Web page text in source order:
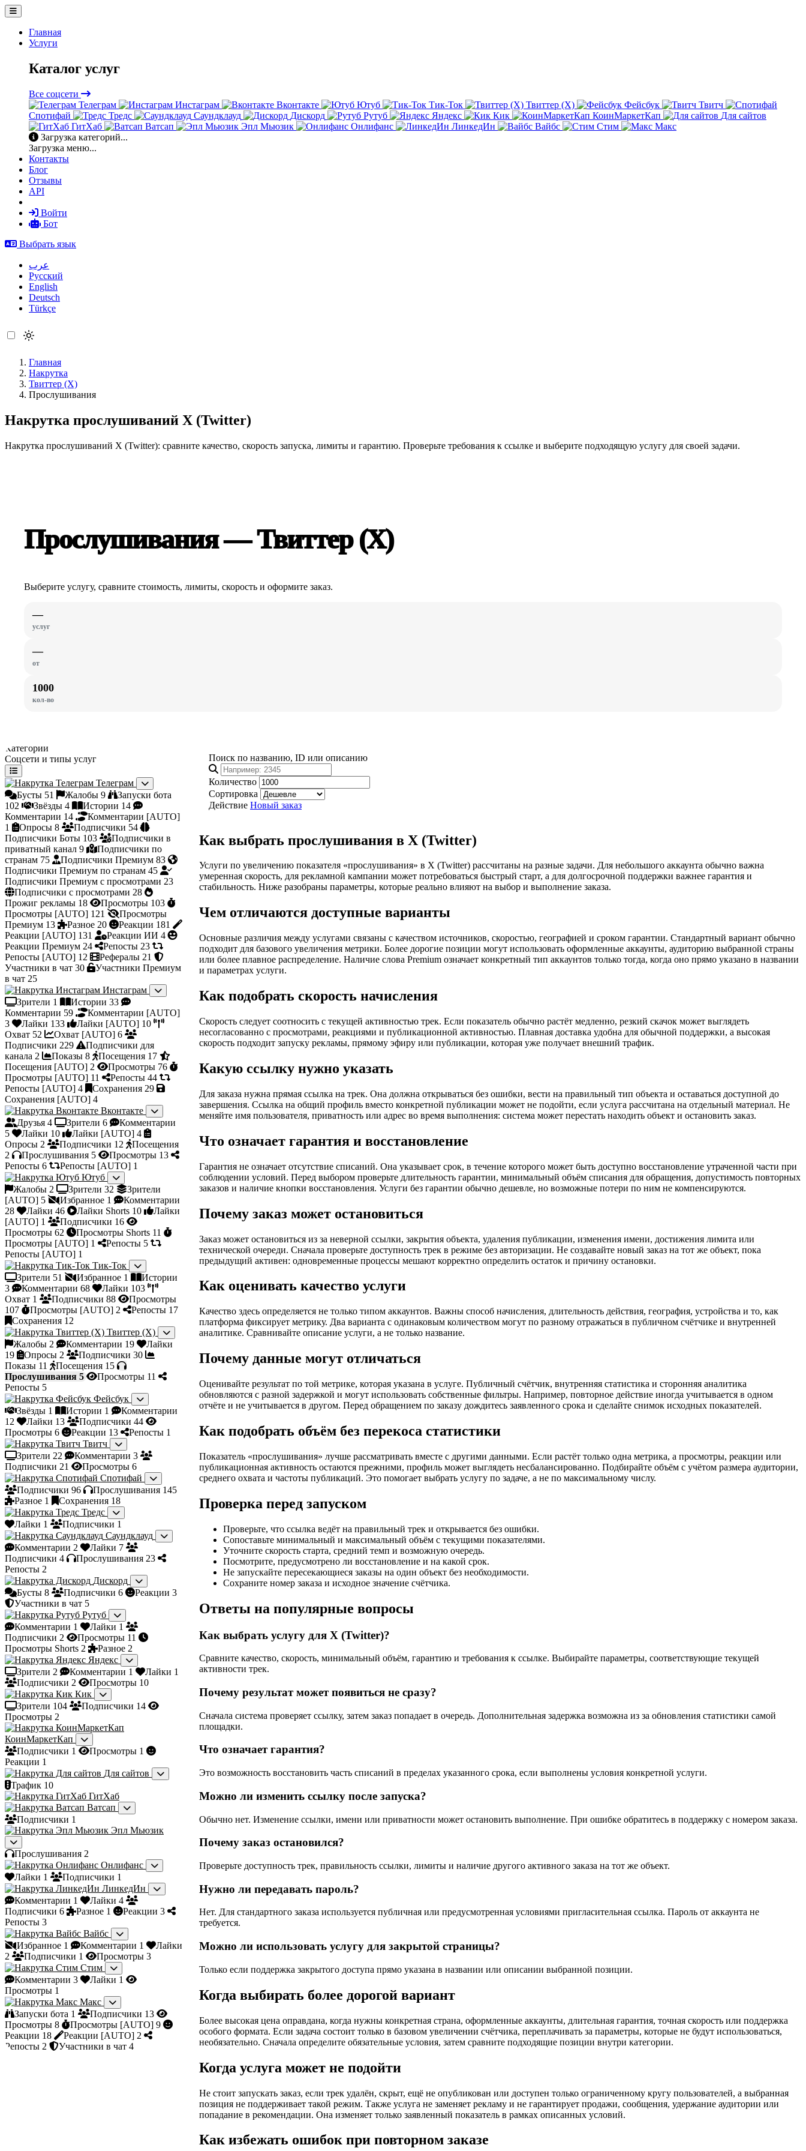
Главная
Услуги
Каталог услуг
Все соцсети
Телеграм
Инстаграм Вконтакте Ютуб Тик-Ток Твиттер (X) Фейсбук
Твитч
Спотифай
Тредс Саундклауд Дискорд Рутуб Яндекс Кик КоинМаркетКап
Для сайтов
ГитХаб
Ватсап Эпл Мьюзик Онлифанс ЛинкедИн Вайбс Стим
Макс
Загрузка категорий...
Загрузка меню...
Контакты
Блог
Отзывы
API
Войти
Бот
Выбрать язык
عرب
Русский
English
Deutsch
Türkçe
Главная
Накрутка
Твиттер (X)
Прослушивания
Накрутка прослушиваний X (Twitter)
Накрутка прослушиваний X (Twitter): сравните качество, скорость запуска, лимиты и гарантию. Проверьте требования к ссылке и выберите подходящую услугу для своей задачи.
Прослушивания — Твиттер (X)
Выберите услугу, сравните стоимость, лимиты, скорость и оформите заказ.
—
услуг
—
от
1000
кол-во
Категории
Соцсети и типы услуг
Телеграм
Бусты 51 Жалобы 9
Запуски бота
102
Звёзды 4 Истории 14
Комментарии 14
Комментарии [AUTO]
1
Опросы 8 Подписчики 54
Подписчики Боты 103
Подписчики в
приватный канал 9
Подписчики по
странам 75 Подписчики Премиум 83
Подписчики Премиум по странам 45
Подписчики Премиум с просмотрами 23
Подписчики с просмотрами 28
Прожиг рекламы 18 Просмотры 103
Просмотры [AUTO] 121
Просмотры
Премиум 13 Разное 20 Реакции 181
Реакции [AUTO] 131 Реакции ИИ 4
Реакции Премиум 24 Репосты 23
Репосты [AUTO] 12 Рефералы 21
Участники в чат 30
Участники Премиум
в чат 25
Инстаграм
Зрители 1 Истории 33
Комментарии 59
Комментарии [AUTO]
3
Лайки 133 Лайки [AUTO] 10
Охват 52 Охват [AUTO] 6
Подписчики 229
Подписчики для
канала 2 Показы 8 Посещения 17
Посещения [AUTO] 2 Просмотры 76
Просмотры [AUTO] 11 Репосты 44
Репосты [AUTO] 4 Сохранения 29
Сохранения [AUTO] 4
Вконтакте
Друзья 4 Зрители 6
Комментарии
5
Лайки 10 Лайки [AUTO] 4
Опросы 2 Подписчики 12
Посещения
2
Прослушивания 5 Просмотры 13
Репосты 6 Репосты [AUTO] 1
Ютуб
Жалобы 2 Зрители 32
Зрители
[AUTO] 5 Избранное 1
Комментарии
28
Лайки 46 Лайки Shorts 10
Лайки
[AUTO] 1 Подписчики 16
Просмотры 62 Просмотры Shorts 11
Просмотры [AUTO] 1 Репосты 5
Репосты [AUTO] 1
Тик-Ток
Зрители 51 Избранное 1
Истории
3
Комментарии 68 Лайки 103
Охват 1 Подписчики 88
Просмотры
107
Просмотры [AUTO] 2 Репосты 17
Сохранения 12
Твиттер (X)
Жалобы 2 Комментарии 19
Лайки
19
Опросы 2 Подписчики 30
Показы 11 Посещения 15
Прослушивания 5 Просмотры 11
Репосты 5
Фейсбук
Звёзды 1 Истории 1
Комментарии
12
Лайки 13 Подписчики 44
Просмотры 6 Реакции 13 Репосты 1
Твитч
Зрители 22 Комментарии 3
Подписчики 21 Просмотры 6
Спотифай
Подписчики 96 Прослушивания 145
Разное 1 Сохранения 18
Тредс
Лайки 1 Подписчики 1
Саундклауд
Комментарии 2 Лайки 7
Подписчики 4 Прослушивания 23
Репосты 2
Дискорд
Бусты 8 Подписчики 6 Реакции 3
Участники в чат 5
Рутуб
Комментарии 1 Лайки 1
Подписчики 2 Просмотры 11
Просмотры Shorts 2 Разное 2
Яндекс
Зрители 2 Комментарии 1 Лайки 1
Подписчики 2 Просмотры 10
Кик
Зрители 104 Подписчики 14
Просмотры 2
КоинМаркетКап
Подписчики 1 Просмотры 1
Реакции 1
Для сайтов
Трафик 10
ГитХаб
Ватсап
Подписчики 1
Эпл Мьюзик
Прослушивания 2
Онлифанс
Лайки 1 Подписчики 1
ЛинкедИн
Комментарии 1 Лайки 4
Подписчики 6 Разное 1 Реакции 3
Репосты 3
Вайбс
Избранное 1 Комментарии 1
Лайки
2
Подписчики 1 Просмотры 3
Стим
Комментарии 3 Лайки 1
Просмотры 1
Макс
Запуски бота 1 Подписчики 13
Просмотры 8 Просмотры [AUTO] 9
Реакции 18 Реакции [AUTO] 2
Репосты 2 Участники в чат 4
Поиск по названию, ID или описанию
Количество
Сортировка
Действие Новый заказ
Как выбрать прослушивания в X (Twitter)
Услуги по увеличению показателя «прослушивания» в X (Twitter) рассчитаны на разные задачи. Для небольшого аккаунта обычно важна
умеренная скорость, для рекламной кампании может потребоваться быстрый старт, а для долгосрочной поддержки важнее гарантия и
стабильность. Ниже разобраны параметры, которые реально влияют на выбор и выполнение заказа.
Чем отличаются доступные варианты
Основные различия между услугами связаны с качеством источников, скоростью, географией и сроком гарантии. Стандартный вариант обычно
подходит для базового увеличения метрики. Более дорогие позиции могут использовать оформленные аккаунты, аудиторию выбранной страны
или более плавное распределение. Наличие слова Premium означает конкретный тип аккаунтов только тогда, когда оно прямо указано в названии
и параметрах услуги.
Как подобрать скорость начисления
Скорость следует соотносить с текущей активностью трек. Если показатель обычно растёт медленно, резкий скачок может выглядеть
несогласованно с просмотрами, реакциями и публикационной активностью. Плавная доставка удобна для обычной поддержки, а высокая
скорость подходит запуску рекламы, прямому эфиру или публикации, которая уже получает внешний трафик.
Какую ссылку нужно указать
Для заказа нужна прямая ссылка на трек. Она должна открываться без ошибки, вести на правильный тип объекта и оставаться доступной до
завершения. Ссылка на общий профиль вместо конкретной публикации может не подойти, если услуга рассчитана на отдельный материал. Не
меняйте имя пользователя, приватность или адрес во время выполнения: система может перестать находить объект и остановить заказ.
Что означает гарантия и восстановление
Гарантия не означает отсутствие списаний. Она указывает срок, в течение которого может быть доступно восстановление утраченной части при
соблюдении условий. Перед выбором проверьте длительность гарантии, минимальный объём списания для обращения, допустимость повторных
заказов и наличие кнопки восстановления. Услуги без гарантии обычно дешевле, но возможные потери по ним не компенсируются.
Почему заказ может остановиться
Заказ может остановиться из за неверной ссылки, закрытия объекта, удаления публикации, изменения имени, достижения лимита или
технической очереди. Сначала проверьте доступность трек в режиме без авторизации. Не создавайте новый заказ на тот же объект, пока
предыдущий активен: одновременные процессы мешают корректно определить остаток и причину остановки.
Как оценивать качество услуги
Качество здесь определяется не только типом аккаунтов. Важны способ начисления, длительность действия, география, устройства и то, как
платформа фиксирует метрику. Два варианта с одинаковым количеством могут по разному отражаться в публичном счётчике и внутренней
аналитике. Сравнивайте описание услуги, а не только название.
Почему данные могут отличаться
Оценивайте результат по той метрике, которая указана в услуге. Публичный счётчик, внутренняя статистика и сторонняя аналитика
обновляются с разной задержкой и могут использовать собственные фильтры. Например, повторное действие иногда учитывается в одном
отчёте и не учитывается в другом. Перед обращением по заказу дождитесь заявленного срока и сделайте снимок исходных показателей.
Как подобрать объём без перекоса статистики
Показатель «прослушивания» лучше рассматривать вместе с другими данными. Если растёт только одна метрика, а просмотры, реакции или
публикационная активность остаются прежними, профиль может выглядеть несбалансированно. Подбирайте объём с учётом размера аудитории,
среднего охвата и частоты публикаций. Это помогает выбрать услугу по задаче, а не по максимальному числу.
Проверка перед запуском
Проверьте, что ссылка ведёт на правильный трек и открывается без ошибки.
Сопоставьте минимальный и максимальный объём с текущими показателями.
Уточните скорость старта, средний темп и возможную очередь.
Посмотрите, предусмотрено ли восстановление и на какой срок.
Не запускайте пересекающиеся заказы на один объект без необходимости.
Сохраните номер заказа и исходное значение счётчика.
Ответы на популярные вопросы
Как выбрать услугу для X (Twitter)?
Сравните качество, скорость, минимальный объём, гарантию и требования к ссылке. Выбирайте параметры, соответствующие текущей
активности трек.
Почему результат может появиться не сразу?
Сначала система проверяет ссылку, затем заказ попадает в очередь. Дополнительная задержка возможна из за обновления статистики самой
площадки.
Что означает гарантия?
Это возможность восстановить часть списаний в пределах указанного срока, если выполнены условия конкретной услуги.
Можно ли изменить ссылку после запуска?
Обычно нет. Изменение ссылки, имени или приватности может остановить выполнение. При ошибке обратитесь в поддержку с номером заказа.
Почему заказ остановился?
Проверьте доступность трек, правильность ссылки, лимиты и наличие другого активного заказа на тот же объект.
Нужно ли передавать пароль?
Нет. Для стандартного заказа используется публичная или предусмотренная условиями пригласительная ссылка. Пароль от аккаунта не
требуется.
Можно ли использовать услугу для закрытой страницы?
Только если поддержка закрытого доступа прямо указана в названии или описании выбранной позиции.
Когда выбирать более дорогой вариант
Более высокая цена оправдана, когда нужны конкретная страна, оформленные аккаунты, длительная гарантия, точная скорость или поддержка
особого формата. Если задача состоит только в базовом увеличении счётчика, переплачивать за параметры, которые не будут использоваться,
необязательно. Сначала определите обязательные условия, затем сравните подходящие позиции внутри категории.
Когда услуга может не подойти
Не стоит запускать заказ, если трек удалён, скрыт, ещё не опубликован или доступен только ограниченному кругу пользователей, а выбранная
позиция не поддерживает такой режим. Также услуга не заменяет рекламу и не гарантирует продажи, сообщения, удержание аудитории или
попадание в рекомендации. Она изменяет только заявленный показатель в рамках описанных условий.
Как избежать ошибок при повторном заказе